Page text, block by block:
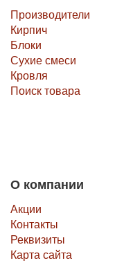
Производители
Кирпич
Блоки
Сухие смеси
Кровля
Поиск товара
О компании
Акции
Контакты
Реквизиты
Карта сайта